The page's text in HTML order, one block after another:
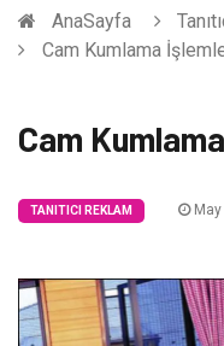
AnaSayfa
Cam Kumlama
Cam
TANITICI REKLAM May